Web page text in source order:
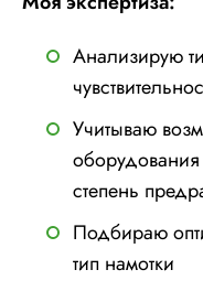
Анализирую
Учитываю
степень
Подбираю
тип намотки